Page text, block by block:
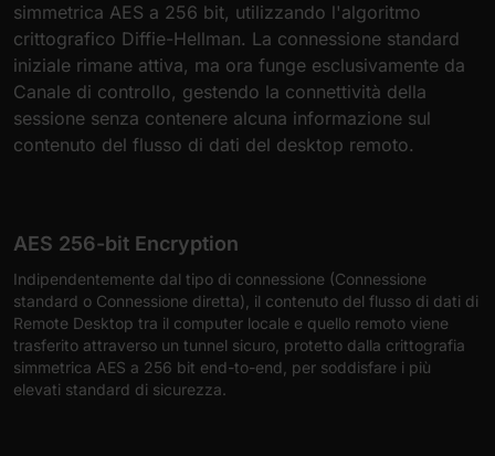
simmetrica AES a 256 bit, utilizzando l'algoritmo
crittografico Diffie-Hellman. La connessione standard
iniziale rimane attiva, ma ora funge esclusivamente da
Canale di controllo, gestendo la connettività della
sessione senza contenere alcuna informazione sul
contenuto del flusso di dati del desktop remoto.
AES 256-bit Encryption
Indipendentemente dal tipo di connessione (Connessione
standard o Connessione diretta), il contenuto del flusso di dati di
Remote Desktop tra il computer locale e quello remoto viene
trasferito attraverso un tunnel sicuro, protetto dalla crittografia
simmetrica AES a 256 bit end-to-end, per soddisfare i più
elevati standard di sicurezza.